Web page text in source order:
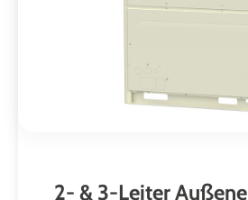
2- & 3-Leiter